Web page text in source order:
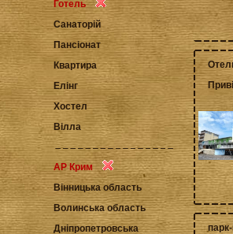
Готель
Санаторій
Пансіонат
Квартира
Елінг
Хостел
Вілла
АР Крим
Вінницька область
Волинська область
Дніпропетровська